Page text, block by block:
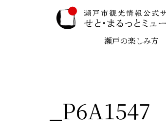
瀬戸の楽しみ方
_P6A1547